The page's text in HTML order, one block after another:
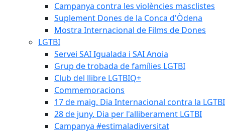
Campanya contra les violències masclistes
Suplement Dones de la Conca d'Òdena
Mostra Internacional de Films de Dones
LGTBI
Servei SAI Igualada i SAI Anoia
Grup de trobada de famílies LGTBI
Club del llibre LGTBIQ+
Commemoracions
17 de maig. Dia Internacional contra la
28 de juny. Dia per l'alliberament LGTBI
Campanya #estimaladiversitat